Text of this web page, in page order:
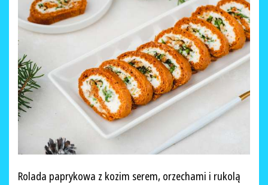
Rolada paprykowa z kozim serem, orzechami i rukolą